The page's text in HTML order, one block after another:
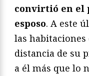
convirtió en el
esposo. A este
las
distancia de su
a él más que lo